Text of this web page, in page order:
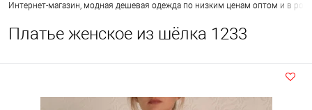
Интернет-магазин, модная дешевая одежда по низким ценам оптом и в
Платье женское из шёлка 1233